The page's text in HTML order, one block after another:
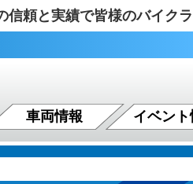
信頼と実績で皆様のバイク
車両情報 イベント